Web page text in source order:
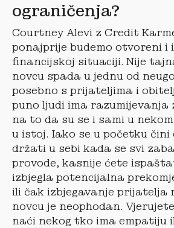
ograničenja?
Courtney Alevi z Credit
ponajprije budemo otvoreni i
financijskoj situaciji. Nije
novcu spada u jednu od
posebno s prijateljima i
puno ljudi ima razumijevanja
na to da su se i sami u
u istoj. Iako se u početku čini
držati u sebi kada se svi
provode, kasnije ćete
izbjegla potencijalna
ili čak izbjegavanje prijatelja
novcu je neophodan.
naći nekog tko ima empatiju